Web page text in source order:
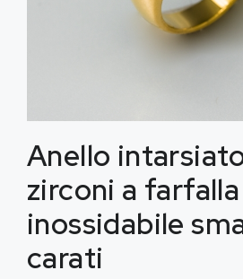
Anello
zirconi a
inossidabile
carati